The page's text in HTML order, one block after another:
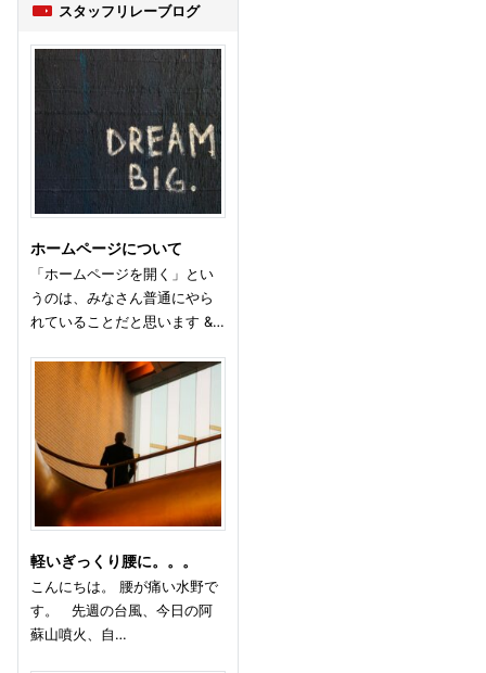
スタッフリレーブログ
ホームページについて
「ホームページを開く」とい
うのは、みなさん普通にやら
れていることだと思います &…
軽いぎっくり腰に。。。
こんにちは。 腰が痛い水野で
す。 先週の台風、今日の阿
蘇山噴火、自…